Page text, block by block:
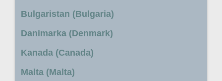
Bulgaristan (Bulgaria)
Danimarka (Denmark)
Kanada (Canada)
Malta (Malta)